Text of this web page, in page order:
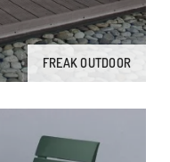
FREAK OUTDOOR